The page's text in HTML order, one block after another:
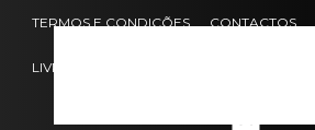
TERMOS E CONDIÇÕES CONTACTOS
LIVRO DE RECLAMAÇÕES